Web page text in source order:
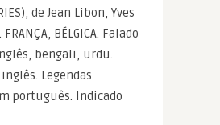
de Jean Libon, Yves
BÉLGICA. Falado
bengali, urdu.
Legendas
português. Indicado